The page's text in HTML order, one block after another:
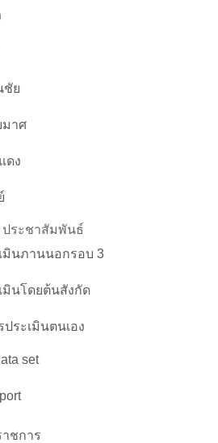
ชัย
มาศ
ดง
ประชาสัมพันธ์
มินภานนอกรอบ 3
มินโดยต้นสังกัด
ประเมินตนเอง
set
ชการ